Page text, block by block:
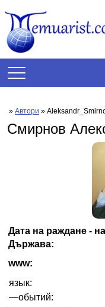
» Автори »
Смирнов
Дата на раждане -
Държава:
www:
язык:
—обытий: